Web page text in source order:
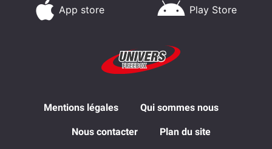
App store Play Store
Mentions légales Qui sommes nous
Nous contacter Plan du site